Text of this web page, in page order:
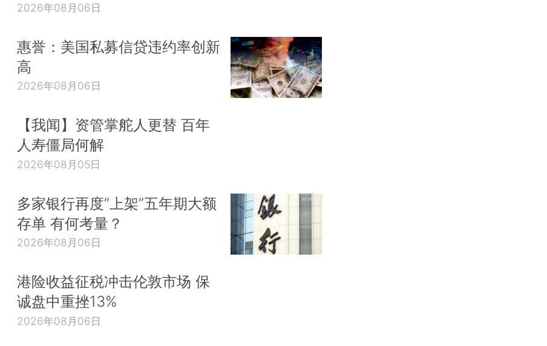
2026年08月06日
惠誉：美国私募信贷违约率创新
高
2026年08月06日
【我闻】资管掌舵人更替 百年
人寿僵局何解
2026年08月05日
多家银行再度“上架”五年期大额
存单 有何考量？
2026年08月06日
港险收益征税冲击伦敦市场 保
诚盘中重挫13%
2026年08月06日